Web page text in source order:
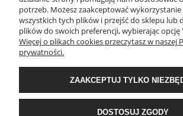
PŁATNOŚCI I
Wyposażenie łazienek Łazienki.eco | Pawła 23, 41-
sklep@lazienki.eco | Tel.: 600 012 164 lub 600 012
Stoń | NIP: 6312213594 | REGON:
potrzeb. Możesz zaakceptować wykorzystanie
wszystkich tych plików i przejść do sklepu lub
plików do swoich preferencji, wybierając
Więcej o plikach cookies przeczytasz w naszej
prywatności.
ZAAKCEPTUJ TYLKO
DOSTOSUJ ZGODY